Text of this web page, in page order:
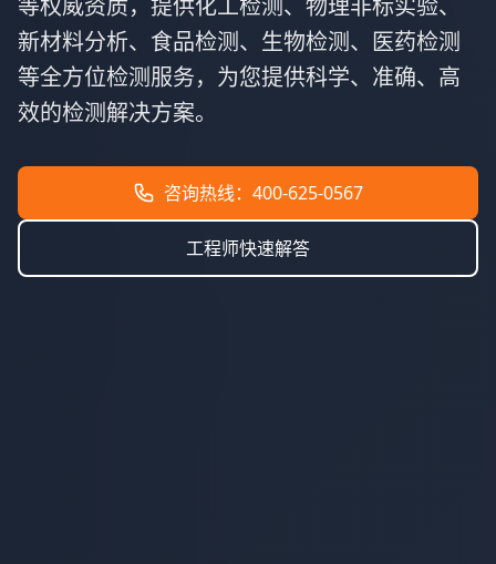
等权威资质，提供化工检测、物理非标实验、
新材料分析、食品检测、生物检测、医药检测
等全方位检测服务，为您提供科学、准确、高
效的检测解决方案。
咨询热线：400-625-0567
工程师快速解答